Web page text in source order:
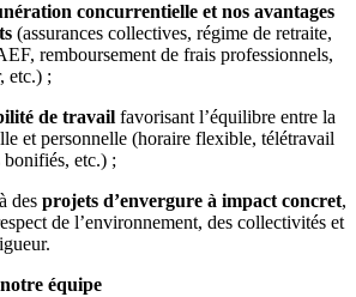
concurrentielle et nos avantages
(assurances collectives, régime de retraite,
remboursement de frais professionnels,
etc.) ;
de travail favorisant l’équilibre entre la
et personnelle (horaire flexible, télétravail
bonifiés, etc.) ;
des projets d’envergure à impact concret,
de l’environnement, des collectivités et
équipe